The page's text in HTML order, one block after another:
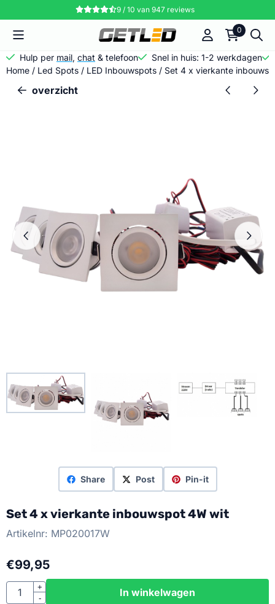
Cookievoorkeuren zijn momenteel gesloten.
9 / 10 van947 reviews
0
Hulp per mail, chat & telefoon
Snel in huis: 1-2 werkdagen
Home / Led Spots / LED Inbouwspots / Set 4 x vierkante
overzicht
Share Post Pin-it
Set 4 x vierkante inbouwspot 4W wit
Artikelnr: MP020017W
€99,95
Aantal
+
-
In winkelwagen